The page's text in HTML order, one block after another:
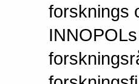
forsknings